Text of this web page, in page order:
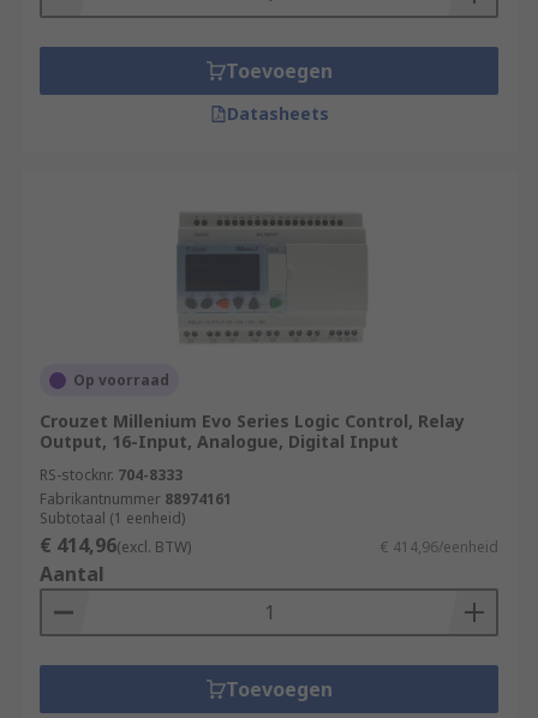
Toevoegen
Datasheets
Op voorraad
Crouzet Millenium Evo Series Logic Control, Relay
Output, 16-Input, Analogue, Digital Input
RS-stocknr. 704-8333
Fabrikantnummer 88974161
Subtotaal (1 eenheid)
€ 414,96(excl. BTW) € 414,96/eenheid
Aantal
Toevoegen